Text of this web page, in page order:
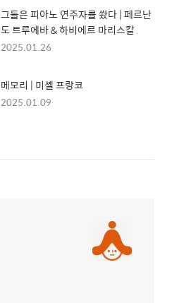
그들은 피아노 연주자를 쐈다 | 페르난
도 트루에바 & 하비에르 마리스칼
2025.01.26
메모리 | 미셸 프랑코
2025.01.09